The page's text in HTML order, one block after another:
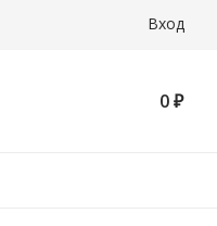
Вход
0 ₽